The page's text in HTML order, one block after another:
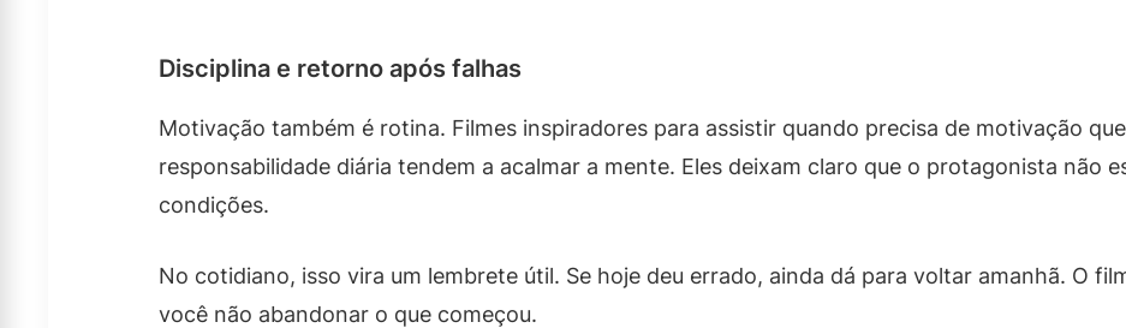
Disciplina e retorno após falhas
Motivação também é rotina. Filmes inspiradores para assistir quando precisa de motivação
responsabilidade diária tendem a acalmar a mente. Eles deixam claro que o protagonista não
condições.
No cotidiano, isso vira um lembrete útil. Se hoje deu errado, ainda dá para voltar amanhã. O
você não abandonar o que começou.